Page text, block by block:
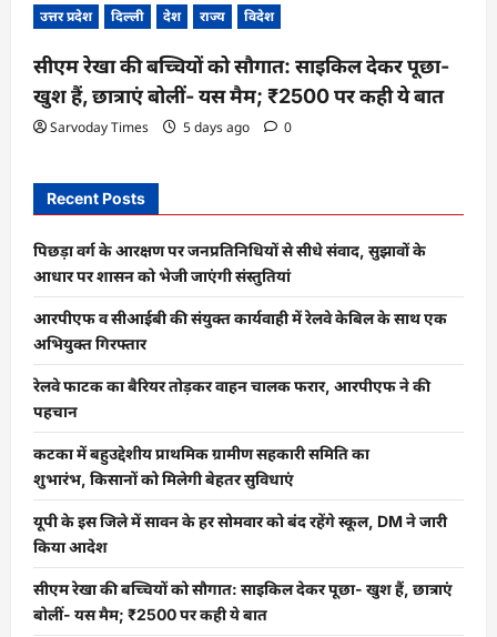
उत्तर प्रदेश दिल्ली देश राज्य विदेश
सीएम रेखा की बच्चियों को सौगात: साइकिल देकर पूछा-
खुश हैं, छात्राएं बोलीं- यस मैम; ₹2500 पर कही ये बात
Sarvoday Times 5 days ago 0
Recent Posts
पिछड़ा वर्ग के आरक्षण पर जनप्रतिनिधियों से सीधे संवाद, सुझावों के
आधार पर शासन को भेजी जाएंगी संस्तुतियां
आरपीएफ व सीआईबी की संयुक्त कार्यवाही में रेलवे केबिल के साथ एक
अभियुक्त गिरफ्तार
रेलवे फाटक का बैरियर तोड़कर वाहन चालक फरार, आरपीएफ ने की
पहचान
कटका में बहुउद्देशीय प्राथमिक ग्रामीण सहकारी समिति का
शुभारंभ, किसानों को मिलेगी बेहतर सुविधाएं
यूपी के इस जिले में सावन के हर सोमवार को बंद रहेंगे स्कूल, DM ने जारी
किया आदेश
सीएम रेखा की बच्चियों को सौगात: साइकिल देकर पूछा- खुश हैं, छात्राएं
बोलीं- यस मैम; ₹2500 पर कही ये बात